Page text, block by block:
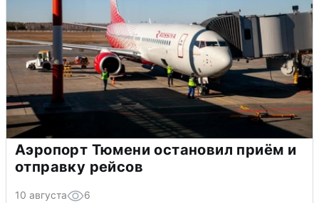
Аэропорт Тюмени остановил приём и
отправку рейсов
10 августа 6